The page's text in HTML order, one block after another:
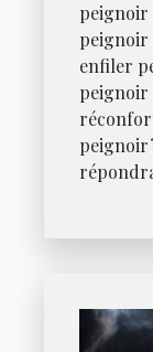
peignoir
peignoir
enfiler
peignoir
peignoir